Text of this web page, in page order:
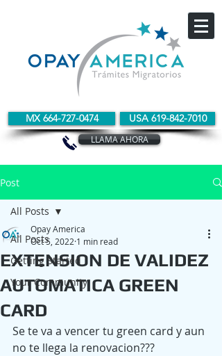
MX 664-727-0474 USA 619-842-7010
LLAMA AHORA
Post
All Posts
Getting Started
Your Community
All Posts
EXTENSION DE VALIDEZ
AUTOMATICA GREEN
CARD
Opay America
Oct 5, 2022 1 min read
Se te va a vencer tu green card y aun
no te llega la renovacion???